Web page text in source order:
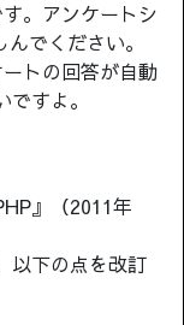
。アンケートシ
でください。
トの回答が自動
すよ。
』（2011年
以下の点を改訂